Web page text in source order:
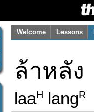
Welcome Lessons
ล้าหลัง
laaH langR